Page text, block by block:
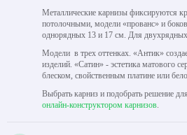
Металлические карнизы фиксируются
потолочными, модели «прованс» и
однорядных 13 и 17 см. Для
Модели в трех оттенках. «Антик»
изделий. «Сатин» - эстетика матового
блеском, свойственным платине или
Выбрать карниз и подобрать решение
онлайн-конструктором карнизов.